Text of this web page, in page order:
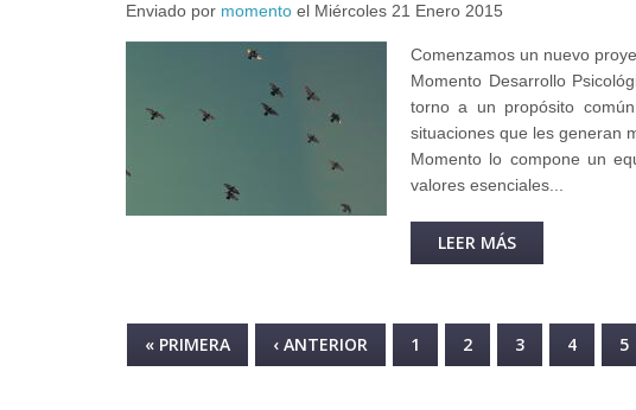
Enviado por momento el Miércoles 21 Enero 2015
Comenzamos un nuevo
Momento Desarrollo
torno a un propósito
situaciones que les generan
Momento lo compone un
valores esenciales...
LEER MÁS
PÁGINAS
« PRIMERA ‹ ANTERIOR 1 2 3 4 5